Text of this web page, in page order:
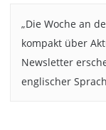
„Die Woche an
kompakt über
Newsletter
englischer